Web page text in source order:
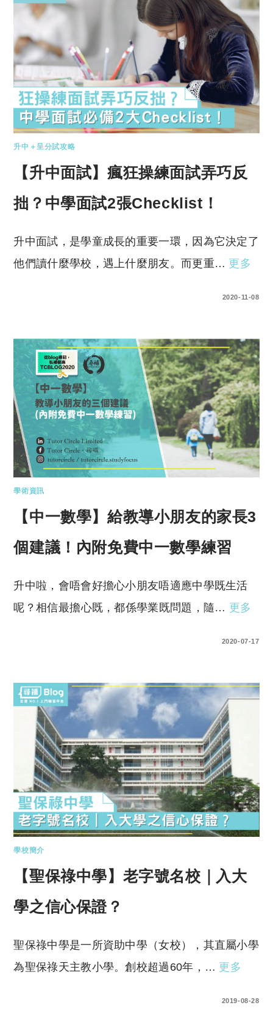
升中＋呈分試攻略
【升中面試】瘋狂操練面試弄巧反
拙？中學面試2張Checklist！
升中面試，是學童成長的重要一環，因為它決定了
他們讀什麼學校，遇上什麼朋友。而更重… 更多
2020-11-08
學術資訊
【中一數學】給教導小朋友的家長3
個建議！內附免費中一數學練習
升中啦，會唔會好擔心小朋友唔適應中學既生活
呢？相信最擔心既，都係學業既問題，隨… 更多
2020-07-17
學校簡介
【聖保祿中學】老字號名校｜入大
學之信心保證？
聖保祿中學是一所資助中學（女校），其直屬小學
為聖保祿天主教小學。創校超過60年，… 更多
2019-08-28